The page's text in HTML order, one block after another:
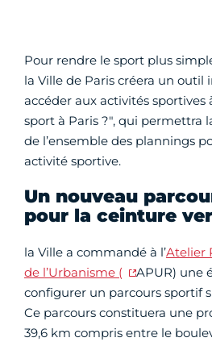
Pour rendre le sport plus
la Ville de Paris créera un
accéder aux activités sportives
sport à Paris ?", qui permettra
de l’ensemble des plannings
activité sportive.
Un nouveau
pour la ceinture
la Ville a commandé à l’Atelier
de l’Urbanisme (
APUR) une
configurer un parcours sportif
Ce parcours constituera une
39,6 km compris entre le